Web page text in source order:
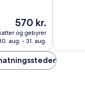
Prisen
570 kr.
570 kr.
og gebyrer
aug. - 31. aug.